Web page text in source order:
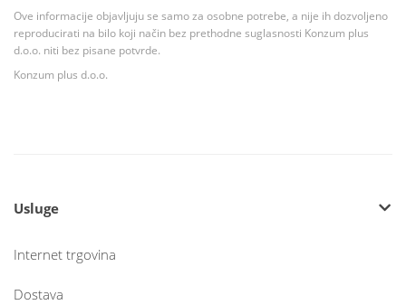
Ove informacije objavljuju se samo za osobne potrebe, a nije ih dozvoljeno
reproducirati na bilo koji način bez prethodne suglasnosti Konzum plus
d.o.o. niti bez pisane potvrde.
Konzum plus d.o.o.
Usluge
Internet trgovina
Dostava